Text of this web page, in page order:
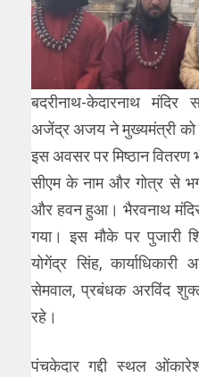
बदरीनाथ-केदारनाथ मंदिर
अजेंद्र अजय ने मुख्यमंत्री को
इस अवसर पर मिष्ठान
सीएम के नाम और गोत्र से
और हवन हुआ। भैरवनाथ मंदिर
गया। इस मौके पर पुजारी
योगेंद्र सिंह, कार्याधिकारी
सेमवाल, प्रबंधक अरविंद
रहे।
पंचकेदार गद्दी स्थल